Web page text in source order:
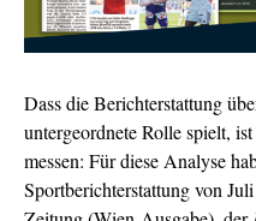
Dass die Berichterstattung
untergeordnete Rolle spielt,
messen: Für diese Analyse
Sportberichterstattung von